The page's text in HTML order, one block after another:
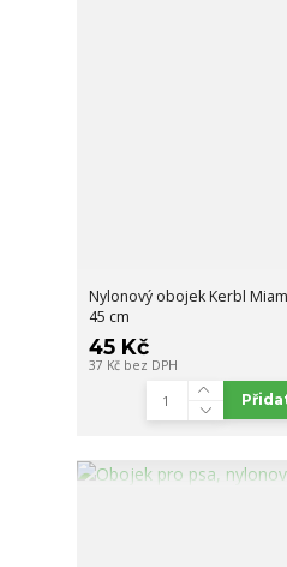
Nylonový obojek Kerbl
45 cm
45 Kč
37 Kč bez DPH